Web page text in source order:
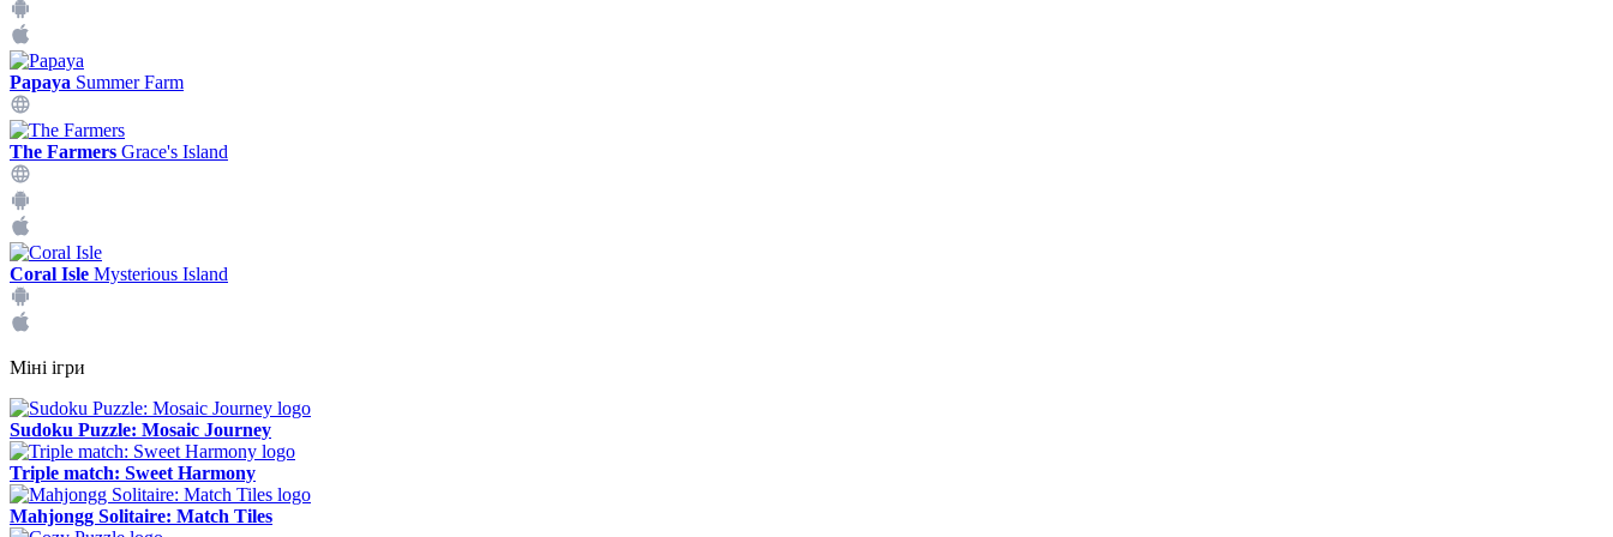
Papaya Summer Farm
The Farmers Grace's Island
Coral Isle Mysterious Island
Міні ігри
Sudoku Puzzle: Mosaic Journey
Triple match: Sweet Harmony
Mahjongg Solitaire: Match Tiles